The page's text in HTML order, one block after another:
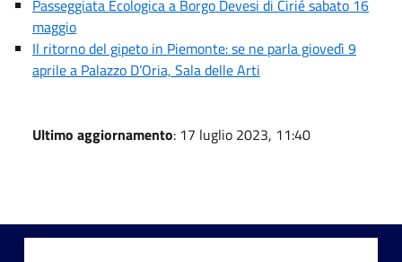
Passeggiata Ecologica a Borgo Devesi di Cirié sabato 16
maggio
Il ritorno del gipeto in Piemonte: se ne parla giovedì 9
aprile a Palazzo D’Oria, Sala delle Arti
Ultimo aggiornamento: 17 luglio 2023, 11:40